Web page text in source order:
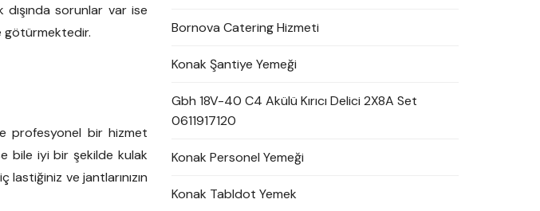
dışında sorunlar var ise
götürmektedir.
profesyonel bir hizmet
bile iyi bir şekilde kulak
ve jantlarınızın
Bornova Catering Hizmeti
Konak Şantiye Yemeği
Gbh 18V-40 C4 Akülü Kırıcı Delici 2X8A Set
0611917120
Konak Personel Yemeği
Konak Tabldot Yemek